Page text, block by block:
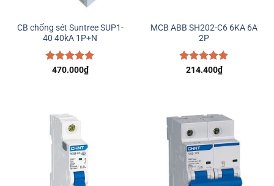
CB chống sét Suntree SUP1-
40 40kA 1P+N
Được xếp
470.000₫
MCB ABB SH202-C6 6KA 6A
2P
Được xếp
214.400₫